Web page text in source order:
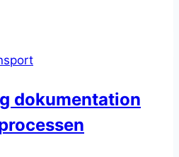
dokumentation